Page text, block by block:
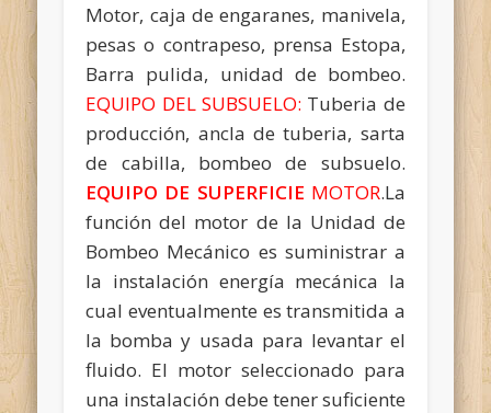
Motor, caja de engaranes, manivela,
pesas o contrapeso, prensa Estopa,
Barra pulida, unidad de bombeo.
EQUIPO DEL SUBSUELO: Tuberia de
producción, ancla de tuberia, sarta
de cabilla, bombeo de subsuelo.
EQUIPO DE SUPERFICIE MOTOR.La
función del motor de la Unidad de
Bombeo Mecánico es suministrar a
la instalación energía mecánica la
cual eventualmente es transmitida a
la bomba y usada para levantar el
fluido. El motor seleccionado para
una instalación debe tener suficiente